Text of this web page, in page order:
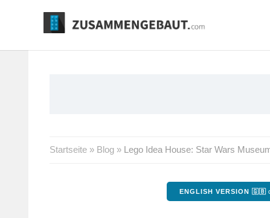
Startseite » Blog » Lego Idea House: Star Wars
ENGLISH VERSION 🇬🇧